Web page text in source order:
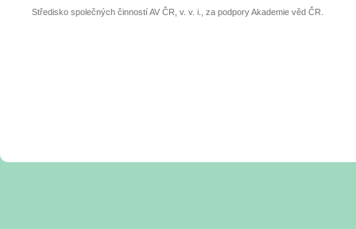
Středisko společných činností AV ČR, v. v. i., za podpory Akademie věd ČR.